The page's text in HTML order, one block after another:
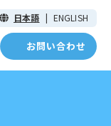
お問い合わせ
日本語 | ENGLISH